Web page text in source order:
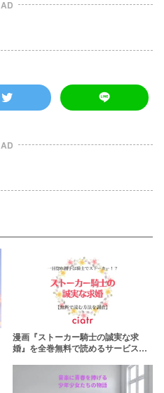
AD
AD
漫画『ストーカー騎士の誠実な求
婚』を全巻無料で読めるサービスは